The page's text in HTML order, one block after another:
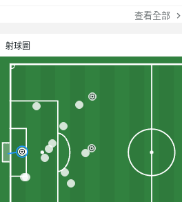
查看全部
射球圖